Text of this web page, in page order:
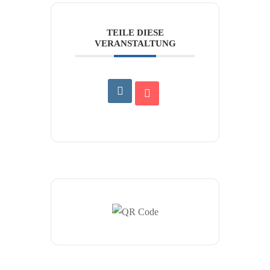
TEILE DIESE
VERANSTALTUNG